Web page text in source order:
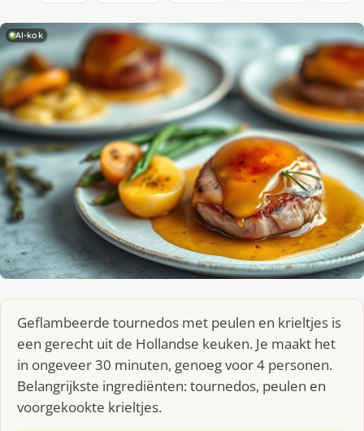
AI-kok
Geflambeerde tournedos met peulen en krieltjes is
een gerecht uit de Hollandse keuken. Je maakt het
in ongeveer 30 minuten, genoeg voor 4 personen.
Belangrijkste ingrediënten: tournedos, peulen en
voorgekookte krieltjes.